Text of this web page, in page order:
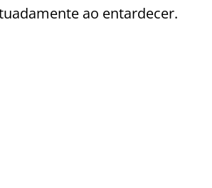
ao entardecer.